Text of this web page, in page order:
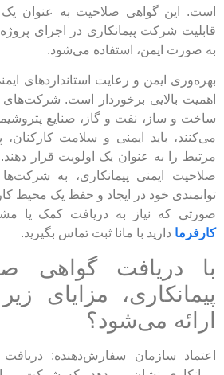
است. این گواهی صلاحیت به عنوان یک
قابلیت شرکت پیمانکاری در اجرای
به صورت ایمن، استفاده می‌شود.
بهره‌وری ایمن و رعایت استانداردهای
اهمیت بالایی برخوردار است.
ساخت و ساز، نفت و گاز، صنایع
می‌کنند، باید ایمنی و سلامت کارکنان،
مرتبط را به عنوان یک اولویت قرار دهند.
صلاحیت ایمنی پیمانکاری، به
توانمندی خود در ایجاد و حفظ یک محیط
صورتی که نیاز به دریافت کمک یا
کارفرما دارید با مانا ثبت تماس بگیرید.
با دریافت گواهی
پیمانکاری، مزایای
ارائه می‌شود؟
اعتماد سازمان سفارش‌دهنده: